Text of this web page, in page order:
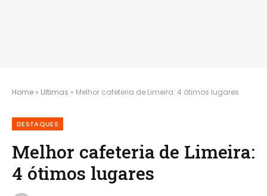
Home » Ultimas » Melhor cafeteria de Limeira: 4 ótimos lugares
DESTAQUES
Melhor cafeteria de Limeira:
4 ótimos lugares